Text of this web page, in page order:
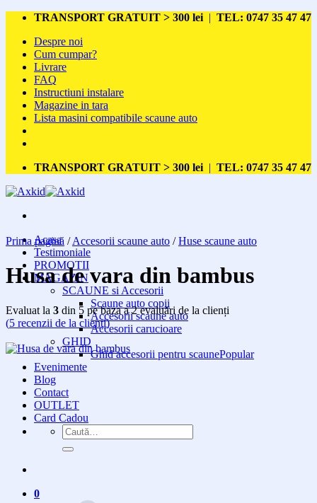
Skip
content
TRANSPORT GRATUIT > 300 lei | TEL: 0747 35 47 47
Despre noi
Cum cumpar?
Livrare
FAQ
Instructiuni instalare
Magazine in tara
Lista masini compatibile scaune auto
TRANSPORT GRATUIT > 300 lei | TEL: 0747 35 47 47
Acasa
Testimoniale
PROMOTII
MAGAZIN
SCAUNE si Accesorii
Scaune auto copii
Accesorii scaune auto
Accesorii carucioare
GHID
Ghid accesorii pentru scaune
Evenimente
Blog
Contact
OUTLET
Card Cadou
Caută
după:
0
Prima pagină / Accesorii scaune auto / Huse scaune auto
Husa de vara din bambus
Evaluat la 3 din 5 pe baza a2evaluări de la clienți
(5 recenzii de la clienți)